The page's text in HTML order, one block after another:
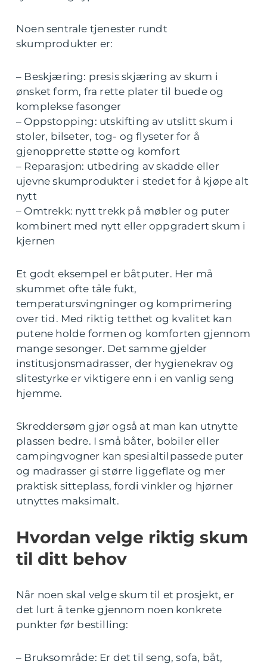
Noen sentrale tjenester rundt
skumprodukter er:
– Beskjæring: presis skjæring av skum i
ønsket form, fra rette plater til buede og
komplekse fasonger
– Oppstopping: utskifting av utslitt skum i
stoler, bilseter, tog- og flyseter for å
gjenopprette støtte og komfort
– Reparasjon: utbedring av skadde eller
ujevne skumprodukter i stedet for å kjøpe alt
nytt
– Omtrekk: nytt trekk på møbler og puter
kombinert med nytt eller oppgradert skum i
kjernen
Et godt eksempel er båtputer. Her må
skummet ofte tåle fukt,
temperatursvingninger og komprimering
over tid. Med riktig tetthet og kvalitet kan
putene holde formen og komforten gjennom
mange sesonger. Det samme gjelder
institusjonsmadrasser, der hygienekrav og
slitestyrke er viktigere enn i en vanlig seng
hjemme.
Skreddersøm gjør også at man kan utnytte
plassen bedre. I små båter, bobiler eller
campingvogner kan spesialtilpassede puter
og madrasser gi større liggeflate og mer
praktisk sitteplass, fordi vinkler og hjørner
utnyttes maksimalt.
Hvordan velge riktig skum
til ditt behov
Når noen skal velge skum til et prosjekt, er
det lurt å tenke gjennom noen konkrete
punkter før bestilling:
– Bruksområde: Er det til seng, sofa, båt,